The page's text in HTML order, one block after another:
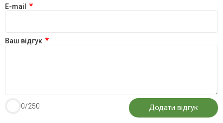
E-mail *
Ваш відгук *
0/250